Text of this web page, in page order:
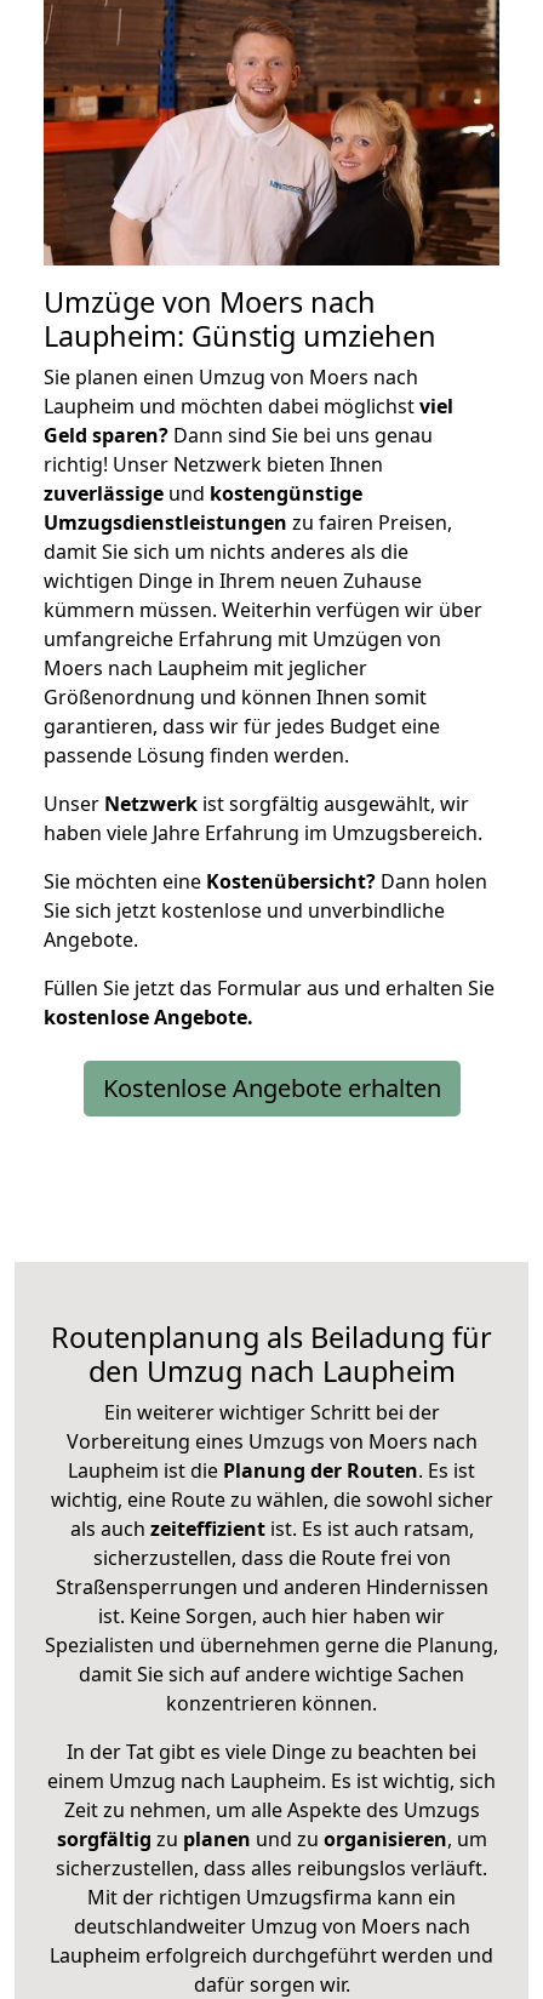
Umzüge von Moers nach
Laupheim: Günstig umziehen
Sie planen einen Umzug von Moers nach
Laupheim und möchten dabei möglichstviel
Geld sparen? Dann sind Sie bei uns genau
richtig! Unser Netzwerk bieten Ihnen
zuverlässige und kostengünstige
Umzugsdienstleistungen zu fairen Preisen,
damit Sie sich um nichts anderes als die
wichtigen Dinge in Ihrem neuen Zuhause
kümmern müssen. Weiterhin verfügen wir über
umfangreiche Erfahrung mit Umzügen von
Moers nach Laupheim mit jeglicher
Größenordnung und können Ihnen somit
garantieren, dass wir für jedes Budget eine
passende Lösung finden werden.
Unser Netzwerk ist sorgfältig ausgewählt, wir
haben viele Jahre Erfahrung im Umzugsbereich.
Sie möchten eine Kostenübersicht? Dann holen
Sie sich jetzt kostenlose und unverbindliche
Angebote.
Füllen Sie jetzt das Formular aus und erhalten Sie
kostenloseAngebote.
Kostenlose Angebote erhalten
Routenplanung als Beiladung für
den Umzug nach Laupheim
Ein weiterer wichtiger Schritt bei der
Vorbereitung eines Umzugs von Moers nach
Laupheim ist die Planung der Routen. Es ist
wichtig, eine Route zu wählen, die sowohl sicher
als auch zeiteffizientist. Es ist auch ratsam,
sicherzustellen, dass die Route frei von
Straßensperrungen und anderen Hindernissen
ist. Keine Sorgen, auch hier haben wir
Spezialisten und übernehmen gerne die Planung,
damit Sie sich auf andere wichtige Sachen
konzentrieren können.
In der Tat gibt es viele Dinge zu beachten bei
einem Umzug nach Laupheim. Es ist wichtig, sich
Zeit zu nehmen, um alle Aspekte des Umzugs
sorgfältig zu planen und zu organisieren, um
sicherzustellen, dass alles reibungslos verläuft.
Mit der richtigen Umzugsfirma kann ein
deutschlandweiter Umzug von Moers nach
Laupheim erfolgreich durchgeführt werden und
dafür sorgen wir.